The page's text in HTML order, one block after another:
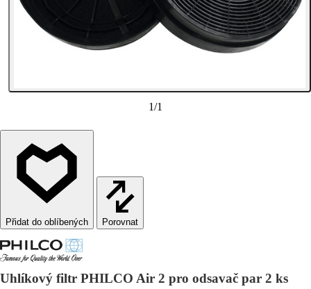
1/1
Porovnat
Uhlíkový filtr PHILCO Air 2 pro odsavač par 2 ks